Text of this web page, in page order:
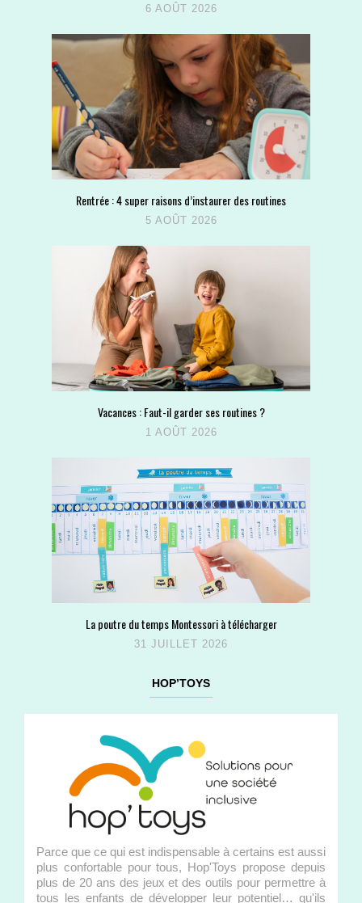
6 AOÛT 2026
Rentrée : 4 super raisons d’instaurer des routines
5 AOÛT 2026
Vacances : Faut-il garder ses routines ?
1 AOÛT 2026
La poutre du temps Montessori à télécharger
31 JUILLET 2026
HOP’TOYS
Parce que ce qui est indispensable à certains est aussi
plus confortable pour tous, Hop'Toys propose depuis
plus de 20 ans des jeux et des outils pour permettre à
tous les enfants de développer leur potentiel… qu'ils